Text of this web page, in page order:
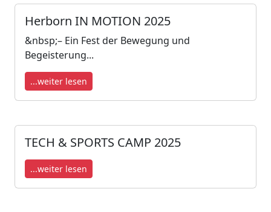
Herborn IN MOTION 2025
&nbsp;– Ein Fest der Bewegung und
Begeisterung...
...weiter lesen
TECH & SPORTS CAMP 2025
...weiter lesen